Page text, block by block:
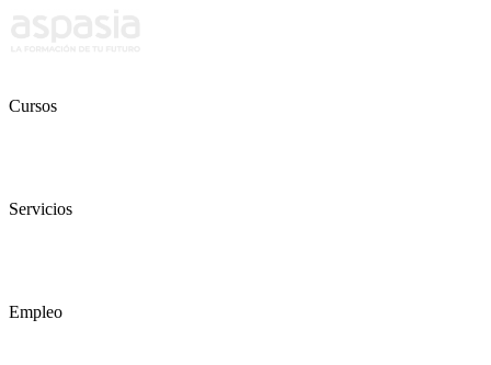
Cursos
Servicios
Empleo